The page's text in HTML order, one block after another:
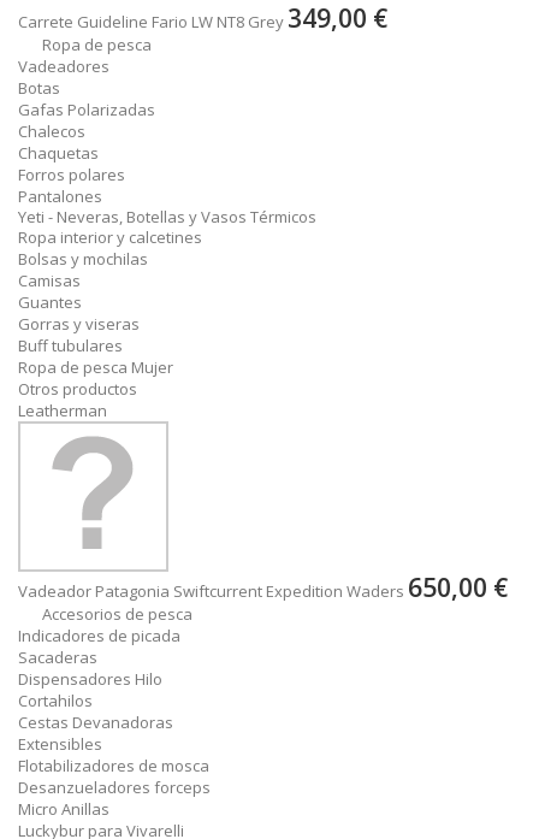
Carrete Guideline Fario LW NT8 Grey 349,00 €
Ropa de pesca
Vadeadores
Botas
Gafas Polarizadas
Chalecos
Chaquetas
Forros polares
Pantalones
Yeti - Neveras, Botellas y Vasos Térmicos
Ropa interior y calcetines
Bolsas y mochilas
Camisas
Guantes
Gorras y viseras
Buff tubulares
Ropa de pesca Mujer
Otros productos
Leatherman
Vadeador Patagonia Swiftcurrent Expedition Waders 650,00 €
Accesorios de pesca
Indicadores de picada
Sacaderas
Dispensadores Hilo
Cortahilos
Cestas Devanadoras
Extensibles
Flotabilizadores de mosca
Desanzueladores forceps
Micro Anillas
Luckybur para Vivarelli